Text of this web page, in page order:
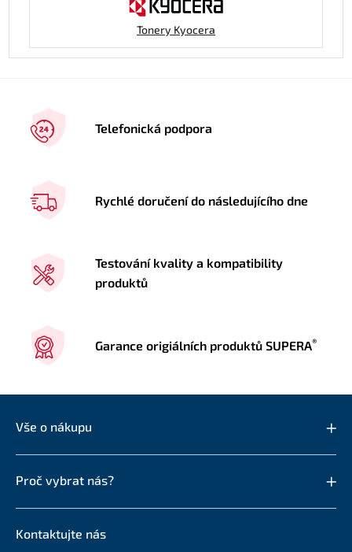
Tonery Kyocera
Telefonická podpora
Rychlé doručení do následujícího dne
Testování kvality a kompatibility
produktů
Garance origiálních produktů SUPERA®
Vše o nákupu
Proč vybrat nás?
Kontaktujte nás